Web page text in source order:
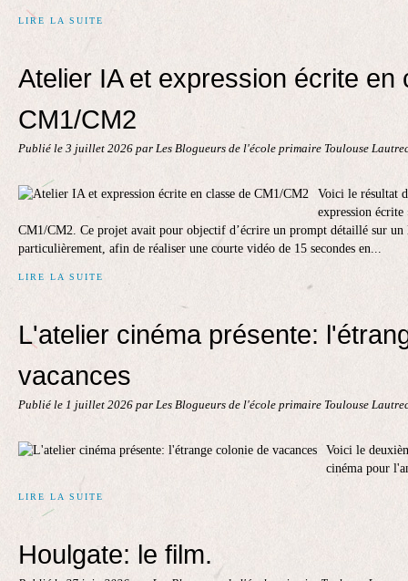
LIRE LA SUITE
Atelier IA et expression écrite en
CM1/CM2
Publié le 3 juillet 2026 par Les Blogueurs de l'école primaire Toulouse
Voici le résultat
expression écrite
CM1/CM2. Ce projet avait pour objectif d’écrire un prompt détaillé sur un
particulièrement, afin de réaliser une courte vidéo de 15 secondes en...
LIRE LA SUITE
L'atelier cinéma présente:
vacances
Publié le 1 juillet 2026 par Les Blogueurs de l'école primaire Toulouse
Voici le
cinéma pour
LIRE LA SUITE
Houlgate: le film.